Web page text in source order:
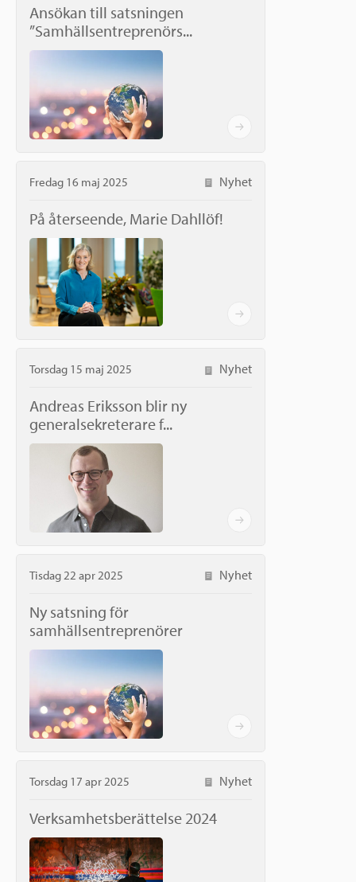
Ansökan till satsningen
”Samhällsentreprenörs...
Fredag 16 maj 2025 Nyhet
På återseende, Marie Dahllöf!
Torsdag 15 maj 2025 Nyhet
Andreas Eriksson blir ny
generalsekreterare f...
Tisdag 22 apr 2025 Nyhet
Ny satsning för
samhällsentreprenörer
Torsdag 17 apr 2025 Nyhet
Verksamhetsberättelse 2024